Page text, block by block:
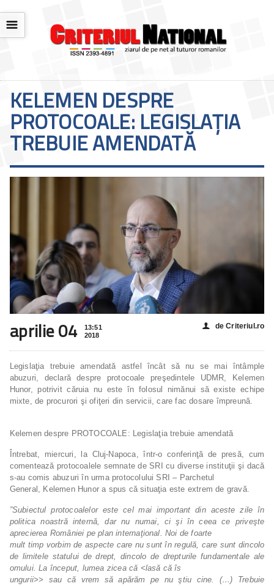
☰
KELEMEN DESPRE
PROTOCOALE: LEGISLAŢIA
TREBUIE AMENDATĂ
aprilie 04
13:51
2018
👤 de Criteriul.ro
Legislaţia trebuie amendată astfel încât să nu se mai întâmple
abuzuri, declară despre protocoale preşedintele UDMR, Kelemen
Hunor, potrivit căruia nu este în folosul nimănui să existe echipe
mixte, de procurori şi ofiţeri din servicii, care fac dosare împreună.
Kelemen despre PROTOCOALE: Legislaţia trebuie amendată
Întrebat, miercuri, la Cluj-Napoca, într-o conferinţă de presă, cum
comentează protocoalele semnate de SRI cu diverse instituţii şi dacă
s-au comis abuzuri în urma protocolului SRI – Parchetul
General, Kelemen Hunor a spus că situaţia este extrem de gravă.
”Subiectul protocoalelor este cel mai important din aceste zile în
politica noastră internă, dar nu numai, ci şi în ceea ce priveşte
aprecierea României pe plan internaţional. Noi de foarte
mult timp vorbim de aspecte care nu sunt în regulă, care sunt dincolo
de limitele statului de drept, dincolo de drepturile fundamentale ale
omului. La început, lumea zicea că <lasă că îs
ungurii>> sau că vrem să apărăm pe nu ştiu cine. (…) Trebuie